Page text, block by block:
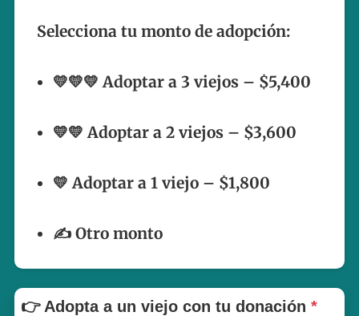
Selecciona tu monto de adopción:
💛💛💛 Adoptar a 3 viejos – $5,400
💛💛 Adoptar a 2 viejos – $3,600
💛 Adoptar a 1 viejo – $1,800
✍️ Otro monto
👉 Adopta a un viejo con tu donación*